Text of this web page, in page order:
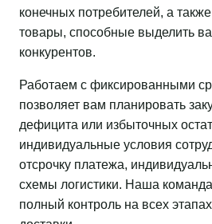
конечных потребителей, а
товары, способные выделить
конкурентов.
Работаем с фиксированными
позволяет вам планировать
дефицита или избыточных
индивидуальные условия
отсрочку платежа,
схемы логистики. Наша
полный контроль на всех